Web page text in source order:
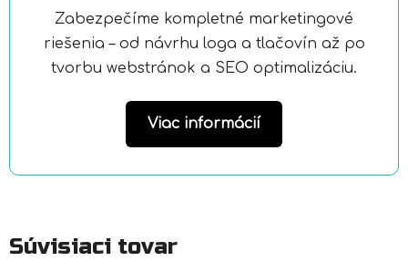
Zabezpečíme kompletné marketingové
riešenia – od návrhu loga a tlačovín až po
tvorbu webstránok a SEO optimalizáciu.
Viac informácií
Súvisiaci tovar